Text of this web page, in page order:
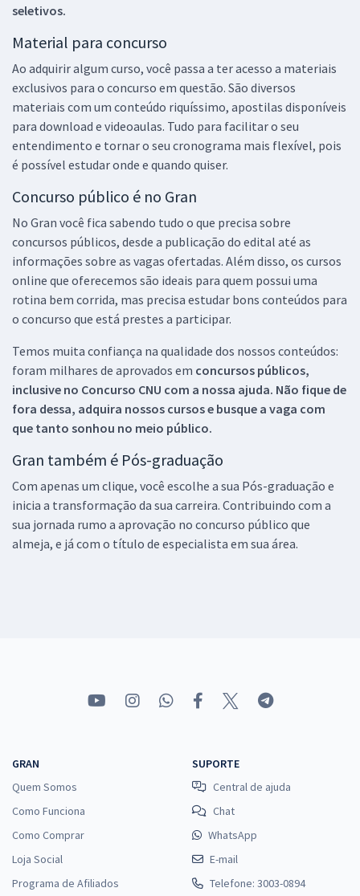
seletivos.
Material para concurso
Ao adquirir algum curso, você passa a ter acesso a materiais
exclusivos para o concurso em questão. São diversos
materiais com um conteúdo riquíssimo, apostilas disponíveis
para download e videoaulas. Tudo para facilitar o seu
entendimento e tornar o seu cronograma mais flexível, pois
é possível estudar onde e quando quiser.
Concurso público é no Gran
No Gran você fica sabendo tudo o que precisa sobre
concursos públicos, desde a publicação do edital até as
informações sobre as vagas ofertadas. Além disso, os cursos
online que oferecemos são ideais para quem possui uma
rotina bem corrida, mas precisa estudar bons conteúdos para
o concurso que está prestes a participar.
Temos muita confiança na qualidade dos nossos conteúdos:
foram milhares de aprovados em concursos públicos,
inclusive no Concurso CNU com a nossa ajuda. Não fique de
fora dessa, adquira nossos cursos e busque a vaga com
que tanto sonhou no meio público.
Gran também é Pós-graduação
Com apenas um clique, você escolhe a sua Pós-graduação e
inicia a transformação da sua carreira. Contribuindo com a
sua jornada rumo a aprovação no concurso público que
almeja, e já com o título de especialista em sua área.
GRAN
Quem Somos
Como Funciona
Como Comprar
Loja Social
Programa de Afiliados
SUPORTE
Central de ajuda
Chat
WhatsApp
E-mail
Telefone: 3003-0894